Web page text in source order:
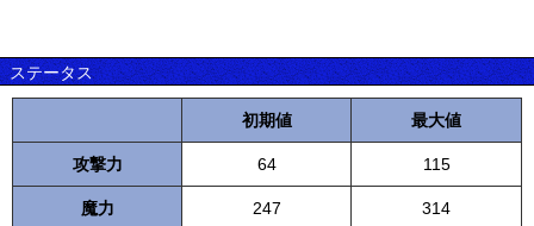
ステータス
初期値 最大値
攻撃力 64 115
魔力 247 314